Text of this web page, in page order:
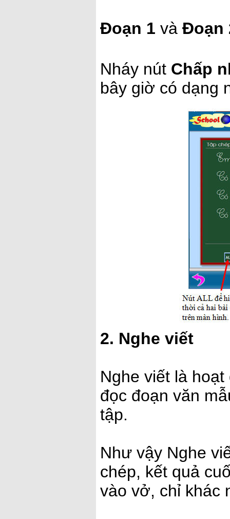
Đoạn 1 và Đoạn
Nháy nút Chấp
bây giờ có dạng
2. Nghe viết
Nghe viết là
đọc đoạn văn
tập.
Như vậy Nghe
chép, kết quả
vào vở, chỉ khác